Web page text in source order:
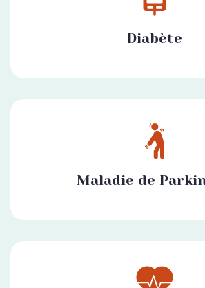
Diabète
Maladie de